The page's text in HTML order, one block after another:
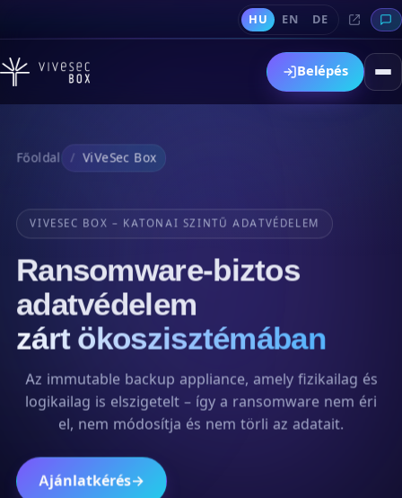
HU EN DE
Belépés
Főoldal ViVeSec Box
VIVESEC BOX – KATONAI SZINTŰ ADATVÉDELEM
Ransomware-biztos
adatvédelem
zárt ökoszisztémában
Az immutable backup appliance, amely fizikailag és
logikailag is elszigetelt – így a ransomware nem éri
el, nem módosítja és nem törli az adatait.
Ajánlatkérés→